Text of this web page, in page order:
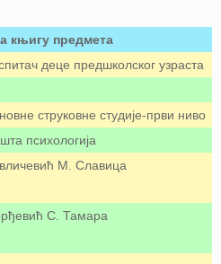
књигу предмета
деце предшколског узраста
струковне студије-први ниво
психологија
М. Славица
С. Тамара